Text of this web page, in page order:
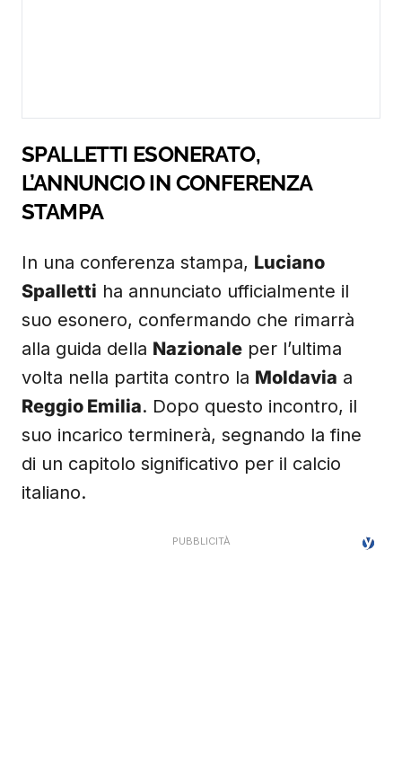
SPALLETTI ESONERATO,
L’ANNUNCIO IN CONFERENZA
STAMPA
In una conferenza stampa, Luciano
Spalletti ha annunciato ufficialmente il
suo esonero, confermando che rimarrà
alla guida della Nazionale per l’ultima
volta nella partita contro la Moldavia a
Reggio Emilia. Dopo questo incontro, il
suo incarico terminerà, segnando la fine
di un capitolo significativo per il calcio
italiano.